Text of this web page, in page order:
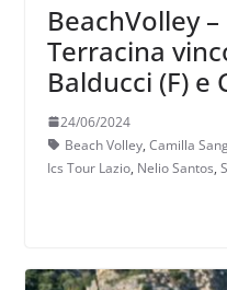
BeachVolley
Terracina
Balducci (F) e
(M)
24/06/2024
Beach Volley, Camilla
Ics Tour Lazio, Nelio Santos,